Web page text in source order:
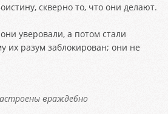
скверно то, что они делают.
уверовали, а потом стали
их разум заблокирован; они не
враждебно